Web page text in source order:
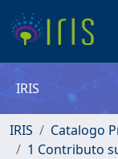
IRIS
IRIS
Catalogo
1 Contributo